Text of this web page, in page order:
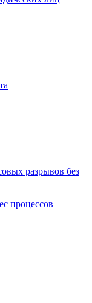
разрывов без
процессов